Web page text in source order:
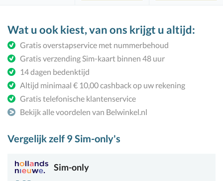
Wat u ook kiest,van ons krijgt u altijd:
Gratis overstapservice met nummerbehoud
Gratis verzending Sim-kaart binnen 48 uur
14 dagen bedenktijd
Altijd minimaal € 10,00 cashback op uw rekening
Gratis telefonische klantenservice
Bekijk alle voordelen van Belwinkel.nl
Vergelijk zelf 9 Sim-only's
Sim-only